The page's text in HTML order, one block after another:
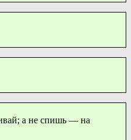
а не спишь — на